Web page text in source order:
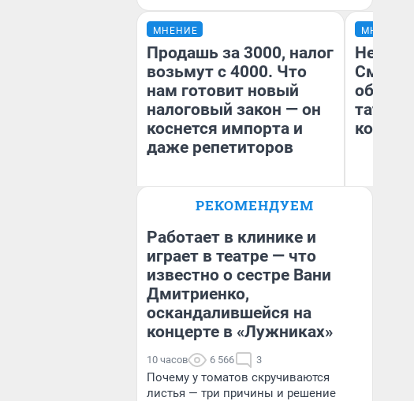
МНЕНИЕ
Продашь за 3000, налог
возьмут с 4000. Что
нам готовит новый
налоговый закон — он
коснется импорта и
даже репетиторов
Анастасия Завгородняя
МНЕНИЕ
РЕКОМЕНДУЕМ
Работает в клинике и
играет в театре — что
известно о сестре Вани
Дмитриенко,
оскандалившейся на
концерте в «Лужниках»
10 часов 6 566 3
Почему у томатов скручиваются
листья — три причины и решение